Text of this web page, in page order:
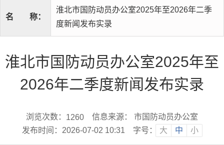
名 称：
淮北市国防动员办公室2025年至2026年二季
度新闻发布实录
淮北市国防动员办公室2025年至
2026年二季度新闻发布实录
浏览次数： 1260
信息来源： 市国防动员办公室
发布时间：2026-07-02 10:31
字号： 大 中 小